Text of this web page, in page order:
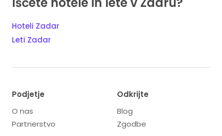
Hoteli Zadar
Leti Zadar
Podjetje
O nas
Partnerstvo
Odkrijte
Blog
Zgodbe